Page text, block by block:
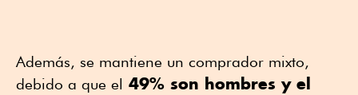
Además, se mantiene un comprador mixto,
debido a que el 49% son hombres y el